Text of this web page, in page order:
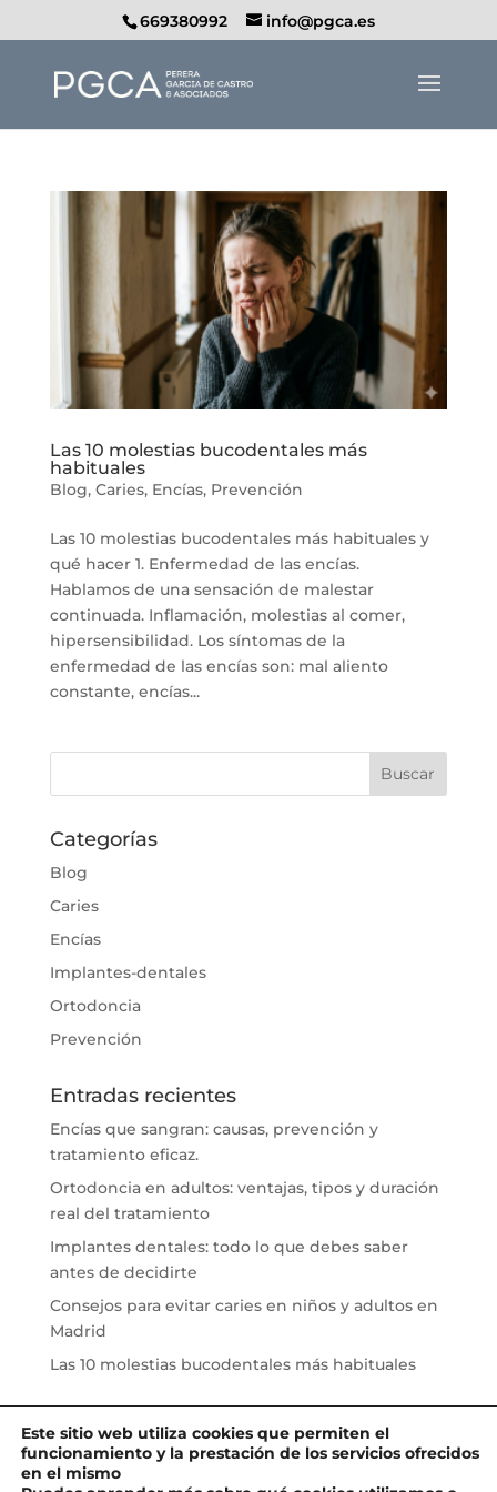
669380992 info@pgca.es
Las 10 molestias bucodentales más
habituales
Blog, Caries, Encías, Prevención
Las 10 molestias bucodentales más habituales y
qué hacer 1. Enfermedad de las encías.
Hablamos de una sensación de malestar
continuada. Inflamación, molestias al comer,
hipersensibilidad. Los síntomas de la
enfermedad de las encías son: mal aliento
constante, encías...
Categorías
Blog
Caries
Encías
Implantes-dentales
Ortodoncia
Prevención
Entradas recientes
Encías que sangran: causas, prevención y
tratamiento eficaz.
Ortodoncia en adultos: ventajas, tipos y duración
real del tratamiento
Implantes dentales: todo lo que debes saber
antes de decidirte
Consejos para evitar caries en niños y adultos en
Madrid
Las 10 molestias bucodentales más habituales
Este sitio web utiliza cookies que permiten el
funcionamiento y la prestación de los servicios ofrecidos
en el mismo